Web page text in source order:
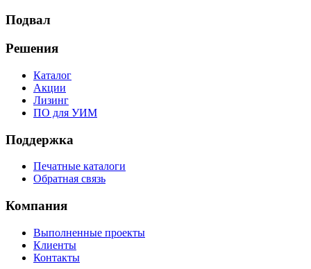
Подвал
Решения
Каталог
Акции
Лизинг
ПО для УИМ
Поддержка
Печатные каталоги
Обратная связь
Компания
Выполненные проекты
Клиенты
Контакты